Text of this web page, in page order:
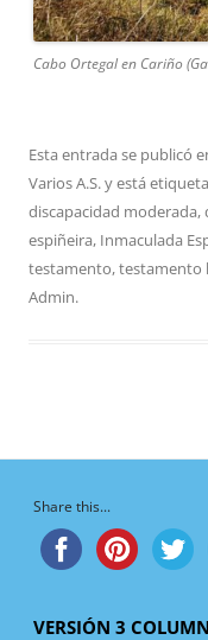
Cabo Ortegal en Cariño
Esta entrada se publicó
Varios A.S.y está
discapacidad moderada,
espiñeira, Inmaculada
testamento,testamento
Admin.
Share this...
VERSIÓN 3